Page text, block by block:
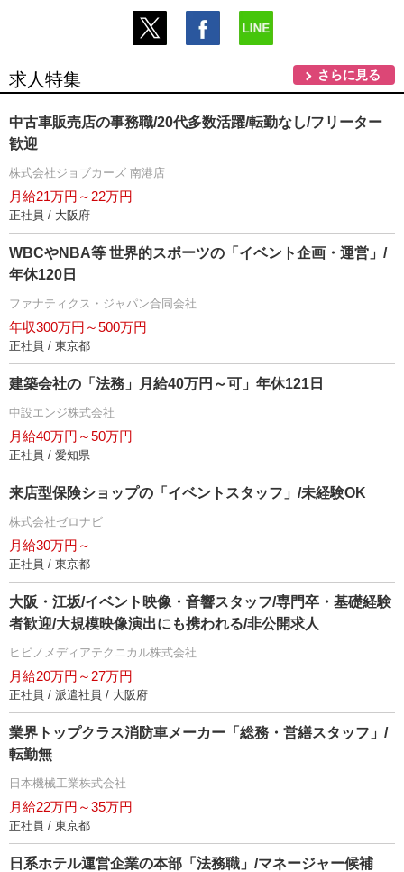
求人特集 さらに見る
中古車販売店の事務職/20代多数活躍/転勤なし/フリーター
歓迎
株式会社ジョブカーズ 南港店
月給21万円～22万円
正社員 / 大阪府
WBCやNBA等 世界的スポーツの「イベント企画・運営」/
年休120日
ファナティクス・ジャパン合同会社
年収300万円～500万円
正社員 / 東京都
建築会社の「法務」月給40万円～可」年休121日
中設エンジ株式会社
月給40万円～50万円
正社員 / 愛知県
来店型保険ショップの「イベントスタッフ」/未経験OK
株式会社ゼロナビ
月給30万円～
正社員 / 東京都
大阪・江坂/イベント映像・音響スタッフ/専門卒・基礎経験
者歓迎/大規模映像演出にも携われる/非公開求人
ヒビノメディアテクニカル株式会社
月給20万円～27万円
正社員 / 派遣社員 / 大阪府
業界トップクラス消防車メーカー「総務・営繕スタッフ」/
転勤無
日本機械工業株式会社
月給22万円～35万円
正社員 / 東京都
日系ホテル運営企業の本部「法務職」/マネージャー候補